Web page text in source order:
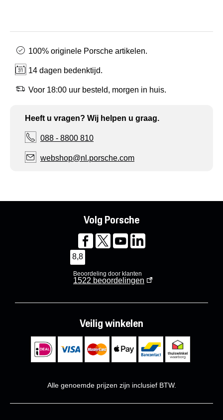
100% originele Porsche artikelen.
14 dagen bedenktijd.
Voor 18:00 uur besteld, morgen in huis.
Heeft u vragen? Wij helpen u graag.
088 - 8800 810
webshop@nl.porsche.com
Volg Porsche
8,8
Beoordeling door klanten
1522 beoordelingen
Veilig winkelen
Alle genoemde prijzen zijn inclusief BTW.